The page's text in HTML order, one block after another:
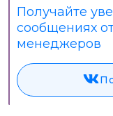
Получайте
сообщениях
менеджеров